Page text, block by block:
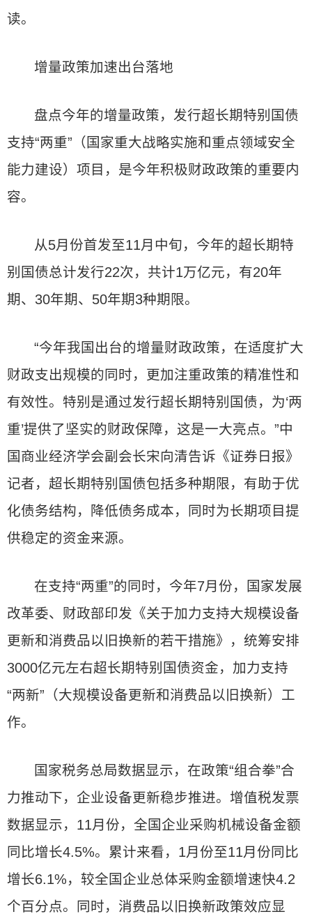
读。
增量政策加速出台落地
盘点今年的增量政策，发行超长期特别国债
支持“两重”（国家重大战略实施和重点领域安全
能力建设）项目，是今年积极财政政策的重要内
容。
从5月份首发至11月中旬，今年的超长期特
别国债总计发行22次，共计1万亿元，有20年
期、30年期、50年期3种期限。
“今年我国出台的增量财政政策，在适度扩大
财政支出规模的同时，更加注重政策的精准性和
有效性。特别是通过发行超长期特别国债，为‘两
重’提供了坚实的财政保障，这是一大亮点。”中
国商业经济学会副会长宋向清告诉《证券日报》
记者，超长期特别国债包括多种期限，有助于优
化债务结构，降低债务成本，同时为长期项目提
供稳定的资金来源。
在支持“两重”的同时，今年7月份，国家发展
改革委、财政部印发《关于加力支持大规模设备
更新和消费品以旧换新的若干措施》，统筹安排
3000亿元左右超长期特别国债资金，加力支持
“两新”（大规模设备更新和消费品以旧换新）工
作。
国家税务总局数据显示，在政策“组合拳”合
力推动下，企业设备更新稳步推进。增值税发票
数据显示，11月份，全国企业采购机械设备金额
同比增长4.5%。累计来看，1月份至11月份同比
增长6.1%，较全国企业总体采购金额增速快4.2
个百分点。同时，消费品以旧换新政策效应显